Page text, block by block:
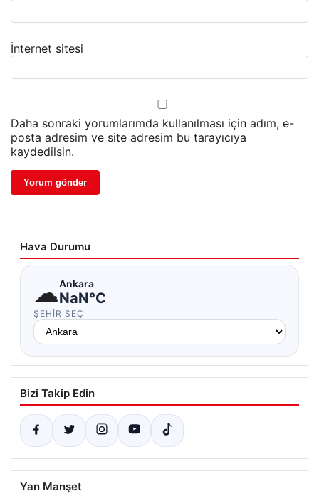
İnternet sitesi
Daha sonraki yorumlarımda kullanılması için adım, e-
posta adresim ve site adresim bu tarayıcıya
kaydedilsin.
Hava Durumu
☁Ankara
NaN°C
ŞEHIR SEÇ
Bizi Takip Edin
Yan Manşet